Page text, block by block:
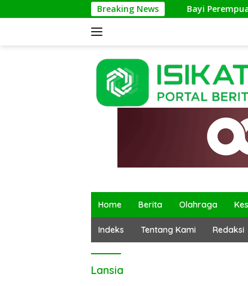
ke
Breaking News Bayi Perempuan
Home Berita Olahraga
Indeks Tentang Kami Redaksi
Lansia